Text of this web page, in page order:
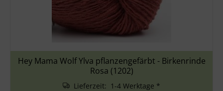
Hey Mama Wolf Ylva pflanzengefärbt - Birkenrinde
Rosa (1202)
Lieferzeit: 1-4 Werktage *